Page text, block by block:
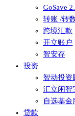
GoSave
转账 /转
跨境汇款
开立账户
智安存
投资
智动投资
汇立闲智
自选基金
贷款